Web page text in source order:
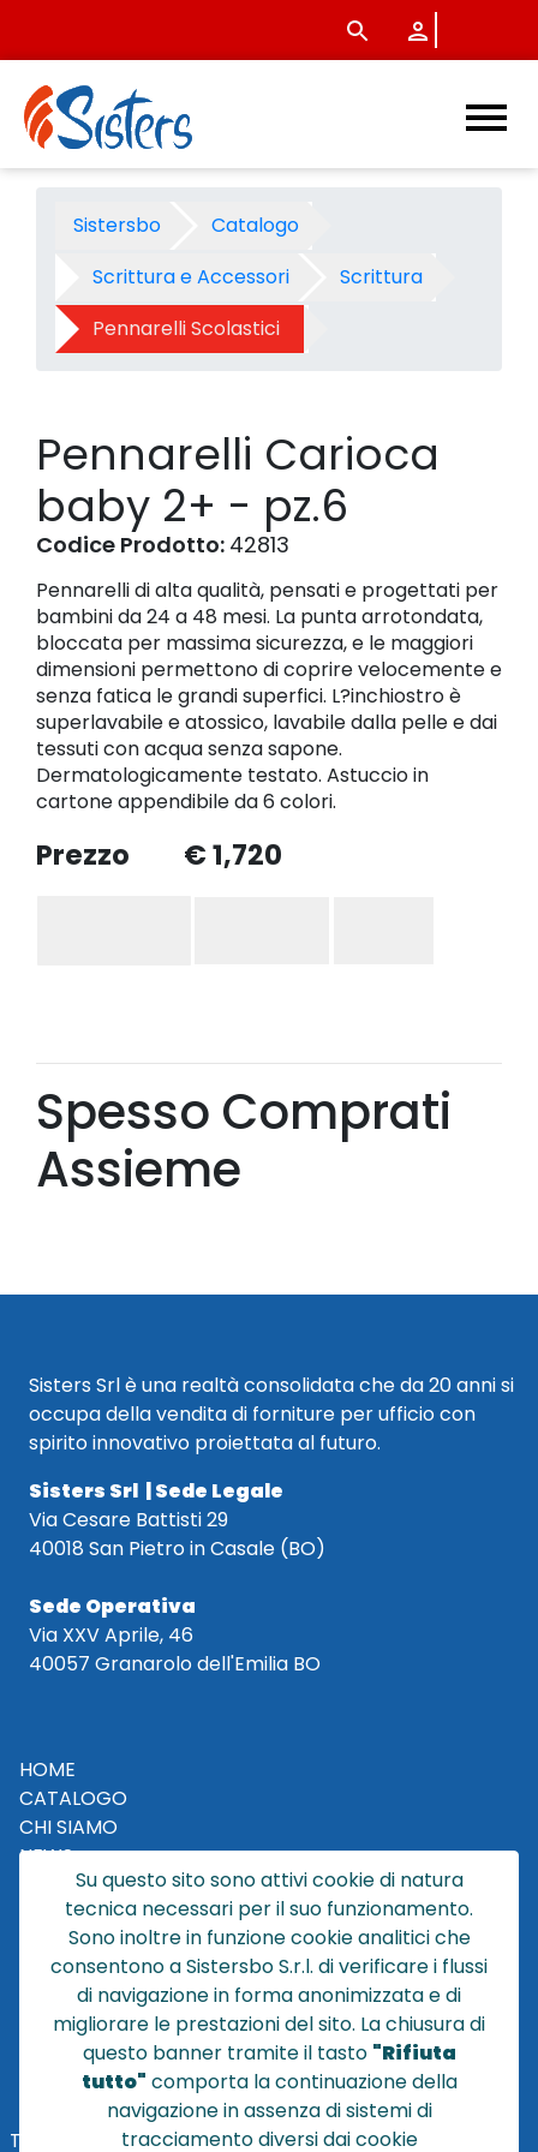
Pennarelli Carioca baby
Sistersbo
Catalogo
Scrittura e Accessori
Scrittura
Pennarelli Scolastici
Pennarelli Carioca
baby 2+ - pz.6
Codice Prodotto: 42813
Pennarelli di alta qualità, pensati e progettati per
bambini da 24 a 48 mesi. La punta arrotondata,
bloccata per massima sicurezza, e le maggiori
dimensioni permettono di coprire velocemente e
senza fatica le grandi superfici. L?inchiostro è
superlavabile e atossico, lavabile dalla pelle e dai
tessuti con acqua senza sapone.
Dermatologicamente testato. Astuccio in
cartone appendibile da 6 colori.
Prezzo € 1,720
Spesso Comprati
Assieme
Sisters Srl è una realtà consolidata che da 20 anni si
occupa della vendita di forniture per ufficio con
spirito innovativo proiettata al futuro.
Sisters Srl | Sede Legale
Via Cesare Battisti 29
40018 San Pietro in Casale (BO)
Sede Operativa
Via XXV Aprile, 46
40057 Granarolo dell'Emilia BO
HOME
CATALOGO
CHI SIAMO
NEWS
CONTATTACI
CONDIZIONI DI VENDITA
POLICY PRIVACY
NOTE LEGALI
Cookie
TEL +39 051 320210
Su questo sito sono attivi cookie di natura
tecnica necessari per il suo funzionamento.
Sono inoltre in funzione cookie analitici che
consentono a Sistersbo S.r.l. di verificare i flussi
di navigazione in forma anonimizzata e di
migliorare le prestazioni del sito. La chiusura di
questo banner tramite il tasto "Rifiuta
tutto" comporta la continuazione della
navigazione in assenza di sistemi di
tracciamento diversi dai cookie